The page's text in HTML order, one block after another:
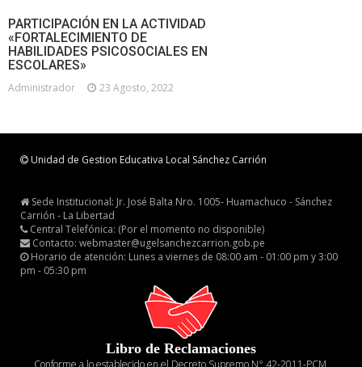
PARTICIPACIÓN EN LA ACTIVIDAD
«FORTALECIMIENTO DE
HABILIDADES PSICOSOCIALES EN
ESCOLARES»
Administrador 23 Agosto, 2022
Unidad de Gestion Educativa Local Sánchez Carrión
Sede Institucional: Jr. José Balta Nro. 1005- Huamachuco - Sánchez
Carrión - La Libertad
Central Telefónica: (Por el momento no disponible)
Contacto: webmaster@ugelsanchezcarrion.gob.pe
Horario de atención: Lunes a viernes de 08:00 am - 01:00 pm y 3:00
pm - 05:30 pm
Libro de Reclamaciones
Conforme a lo establecido en el Decreto Supremo N° 42-2011-PCM,